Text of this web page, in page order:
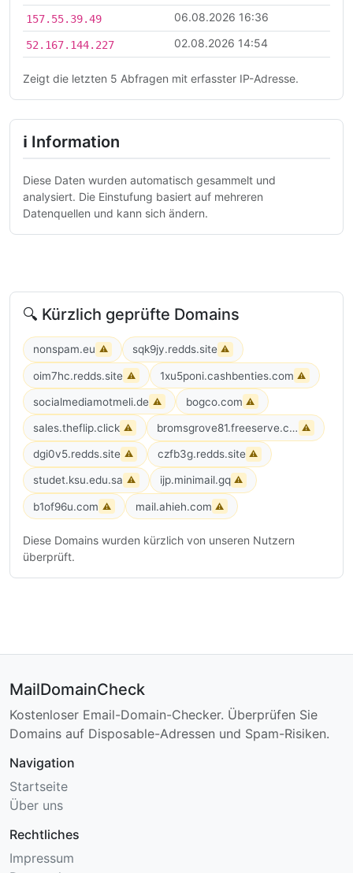
157.55.39.49 06.08.2026 16:36
52.167.144.227 02.08.2026 14:54
Zeigt die letzten 5 Abfragen mit erfasster IP-Adresse.
ℹ Information
Diese Daten wurden automatisch gesammelt und
analysiert. Die Einstufung basiert auf mehreren
Datenquellen und kann sich ändern.
🔍 Kürzlich geprüfte Domains
nonspam.eu ⚠ sqk9jy.redds.site ⚠
oim7hc.redds.site ⚠ 1xu5poni.cashbenties.com ⚠
socialmediamotmeli.de ⚠ bogco.com ⚠
sales.theflip.click ⚠ bromsgrove81.freeserve.co.uk ⚠
dgi0v5.redds.site ⚠ czfb3g.redds.site ⚠
studet.ksu.edu.sa ⚠ ijp.minimail.gq ⚠
b1of96u.com ⚠ mail.ahieh.com ⚠
Diese Domains wurden kürzlich von unseren Nutzern
überprüft.
MailDomainCheck
Kostenloser Email-Domain-Checker. Überprüfen Sie
Domains auf Disposable-Adressen und Spam-Risiken.
Navigation
Startseite
Über uns
Rechtliches
Impressum